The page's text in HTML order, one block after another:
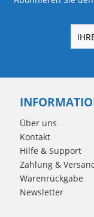
Über uns
Kontakt
Hilfe & Support
Zahlung &
Warenrückgabe
Newsletter